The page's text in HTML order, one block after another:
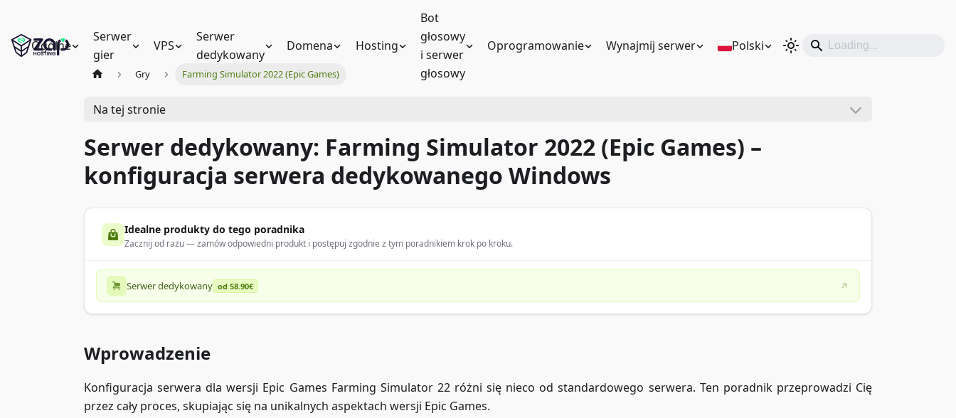
Ogólne
Serwer
gier
VPS
Serwer
dedykowany
Domena Hosting
Bot
głosowy
i serwer
głosowy
Oprogramowanie Wynajmij serwer Polski
Gry Farming Simulator 2022 (Epic Games)
Na tej stronie
Serwer dedykowany: Farming Simulator 2022 (Epic Games) –
konfiguracja serwera dedykowanego Windows
Idealne produkty do tego poradnika
Zacznij od razu — zamów odpowiedni produkt i postępuj zgodnie z tym poradnikiem krok po kroku.
Serwer dedykowany od 58.90€
Wprowadzenie
Konfiguracja serwera dla wersji Epic Games Farming Simulator 22 różni się nieco od standardowego serwera. Ten poradnik przeprowadzi Cię
przez cały proces, skupiając się na unikalnych aspektach wersji Epic Games.